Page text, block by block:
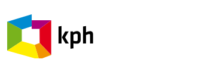
PRZEJDŹ DO TREŚCI